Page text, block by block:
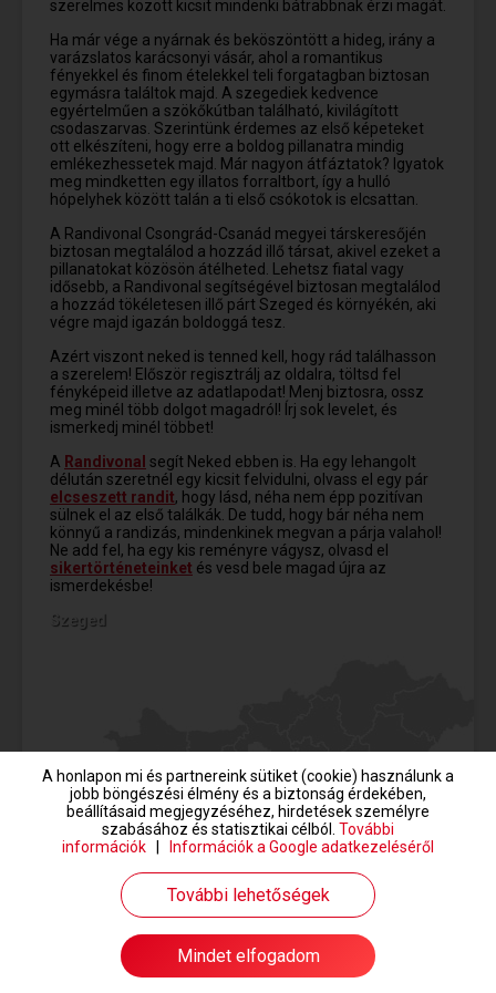
Társkeresés megkezdése
szerelmes között kicsit mindenki bátrabbnak érzi magát.
Ha már vége a nyárnak és beköszöntött a hideg, irány a
varázslatos karácsonyi vásár, ahol a romantikus
fényekkel és finom ételekkel teli forgatagban biztosan
egymásra találtok majd. A szegediek kedvence
egyértelműen a szökőkútban található, kivilágított
csodaszarvas. Szerintünk érdemes az első képeteket
ott elkészíteni, hogy erre a boldog pillanatra mindig
emlékezhessetek majd. Már nagyon átfáztatok? Igyatok
meg mindketten egy illatos forraltbort, így a hulló
hópelyhek között talán a ti első csókotok is elcsattan.
A Randivonal Csongrád-Csanád megyei társkeresőjén
biztosan megtalálod a hozzád illő társat, akivel ezeket a
pillanatokat közösön átélheted. Lehetsz fiatal vagy
idősebb, a Randivonal segítségével biztosan megtalálod
a hozzád tökéletesen illő párt Szeged és környékén, aki
végre majd igazán boldoggá tesz.
Azért viszont neked is tenned kell, hogy rád találhasson
a szerelem! Először regisztrálj az oldalra, töltsd fel
fényképeid illetve az adatlapodat! Menj biztosra, ossz
meg minél több dolgot magadról! Írj sok levelet, és
ismerkedj minél többet!
A Randivonal segít Neked ebben is. Ha egy lehangolt
délután szeretnél egy kicsit felvidulni, olvass el egy pár
elcseszett randit, hogy lásd, néha nem épp pozitívan
sülnek el az első találkák. De tudd, hogy bár néha nem
könnyű a randizás, mindenkinek megvan a párja valahol!
Ne add fel, ha egy kis reményre vágysz, olvasd el
sikertörténeteinket és vesd bele magad újra az
ismerdekésbe!
Szeged
Szeged
A honlapon mi és partnereink sütiket (cookie) használunk a
jobb böngészési élmény és a biztonság érdekében,
beállításaid megjegyzéséhez, hirdetések személyre
szabásához és statisztikai célból. További
információk
Információk a Google adatkezeléséről
További lehetőségek
Mindet elfogadom